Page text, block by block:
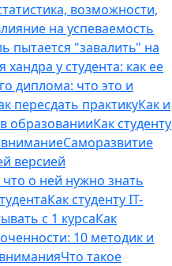
возможности,
на успеваемость
пытается "завалить" на
хандра у студента: как ее
диплома: что это и
пересдать практикуКак и
образованииКак студенту
Саморазвитие
версией
о ней нужно знать
Как студенту IT-
с 1 курсаКак
10 методик и
Что такое